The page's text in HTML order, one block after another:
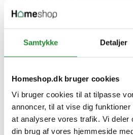
Samtykke Detaljer
Homeshop.dk bruger cookies
Vi bruger cookies til at tilpasse
annoncer, til at vise dig
at analysere vores trafik. Vi deler
din brug af vores hjemmeside
Virkefeltet 4, 8740 Brædstrup
www.nshnordic.com
Specifikke referencer
809-073
EAN
5705858722511
5705858722511
Download